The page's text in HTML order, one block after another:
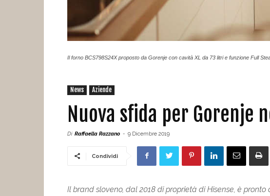
Il forno BCS798S24X proposto da Gorenje con cavità XL da 73 litri e funzione Full
News Aziende
Nuova sfida per Gorenje
Di Raffaella Razzano - 9 Dicembre 2019
Condividi
Il brand sloveno, dal 2018 di proprietà di Hisense, è